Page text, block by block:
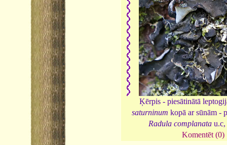
Ķērpis - piesātinātā
saturninum kopā ar sūnām -
Radula complanata u.c,
Komentēt (0)